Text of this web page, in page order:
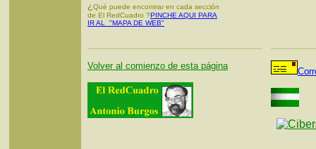
¿ Qué puede encontrar en cada sección
de El RedCuadro ?PINCHE AQUI PARA
IR AL "MAPA DE WEB"
Volver al comienzo de esta página